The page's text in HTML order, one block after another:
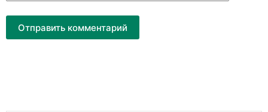
Отправить комментарий